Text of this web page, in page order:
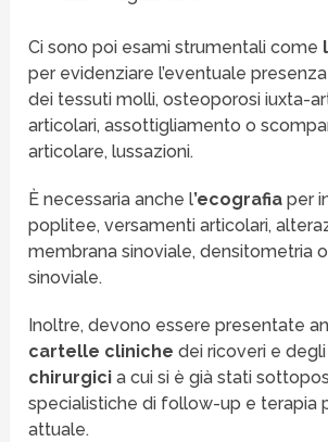
Ci sono poi esami strumentali come
per evidenziare l’eventuale
dei tessuti molli, osteoporosi iuxta-
articolari, assottigliamento o
articolare, lussazioni.
È necessaria anche l’ecografia per
poplitee, versamenti articolari,
membrana sinoviale, densitometria
sinoviale.
Inoltre, devono essere presentate
cartelle cliniche dei ricoveri e degli
chirurgici a cui si è già stati
specialistiche di follow-up e terapia
attuale.